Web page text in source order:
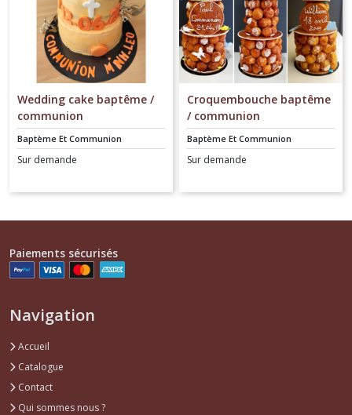
Wedding cake baptême /
communion
Baptème Et Communion
Sur demande
Croquembouche baptême
/ communion
Baptème Et Communion
Sur demande
Paiements sécurisés
Navigation
Accueil
Catalogue
Contact
Qui sommes nous ?